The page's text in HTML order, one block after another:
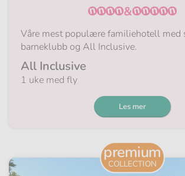
&
Våre mest populære familiehotell med
barneklubb og All Inclusive.
All Inclusive
1 uke med fly
Les mer
premium
COLLECTION